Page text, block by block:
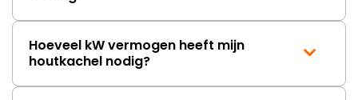
Hoeveel kW vermogen heeft mijn
houtkachel nodig?